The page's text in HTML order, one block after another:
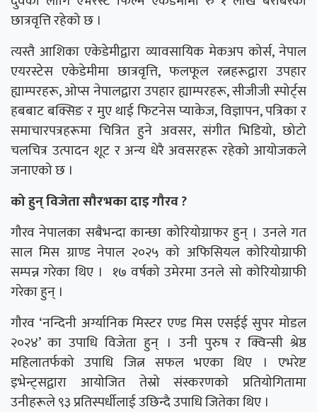
छात्रवृत्ति रहेको छ ।
त्यस्तै आशिका एकेडेमीद्वारा व्यावसायिक मेकअप कोर्स, नेपाल
एयरस्टेस एकेडेमीमा छात्रवृत्ति, फलफूल रत्नहरूद्वारा उपहार
ह्याम्परहरू, ओप्स नेपालद्वारा उपहार ह्याम्परहरू, सीजीजी स्पोर्ट्स
हबबाट बक्सिङ र मुए थाई फिटनेस प्याकेज, विज्ञापन, पत्रिका र
समाचारपत्रहरूमा चित्रित हुने अवसर, संगीत भिडियो, छोटो
चलचित्र उत्पादन शूट र अन्य धेरै अवसरहरू रहेको आयोजकले
जनाएको छ ।
को हुन् विजेता सौरभका दाइ गौरव ?
गौरव नेपालका सबैभन्दा कान्छा कोरियोग्राफर हुन् । उनले गत
साल मिस ग्राण्ड नेपाल २०२५ को अफिसियल कोरियोग्राफी
सम्पन्न गरेका थिए । १७ वर्षको उमेरमा उनले सो कोरियोग्राफी
गरेका हुन् ।
गौरव ‘नन्दिनी अर्ग्यानिक मिस्टर एण्ड मिस एसईई सुपर मोडल
२०२४’ का उपाधि विजेता हुन् । उनी पुरुष र क्विन्सी श्रेष्ठ
महिलातर्फको उपाधि जित्न सफल भएका थिए । एभरेष्ट
इभेन्ट्सद्वारा आयोजित तेस्रो संस्करणको प्रतियोगितामा
उनीहरूले ९३ प्रतिस्पर्धीलाई उछिन्दै उपाधि जितेका थिए ।